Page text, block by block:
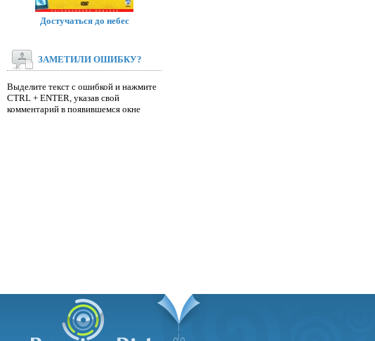
Достучаться до небес
ЗАМЕТИЛИ ОШИБКУ?
Выделите текст с ошибкой и нажмите
CTRL + ENTER, указав свой
комментарий в появившемся окне